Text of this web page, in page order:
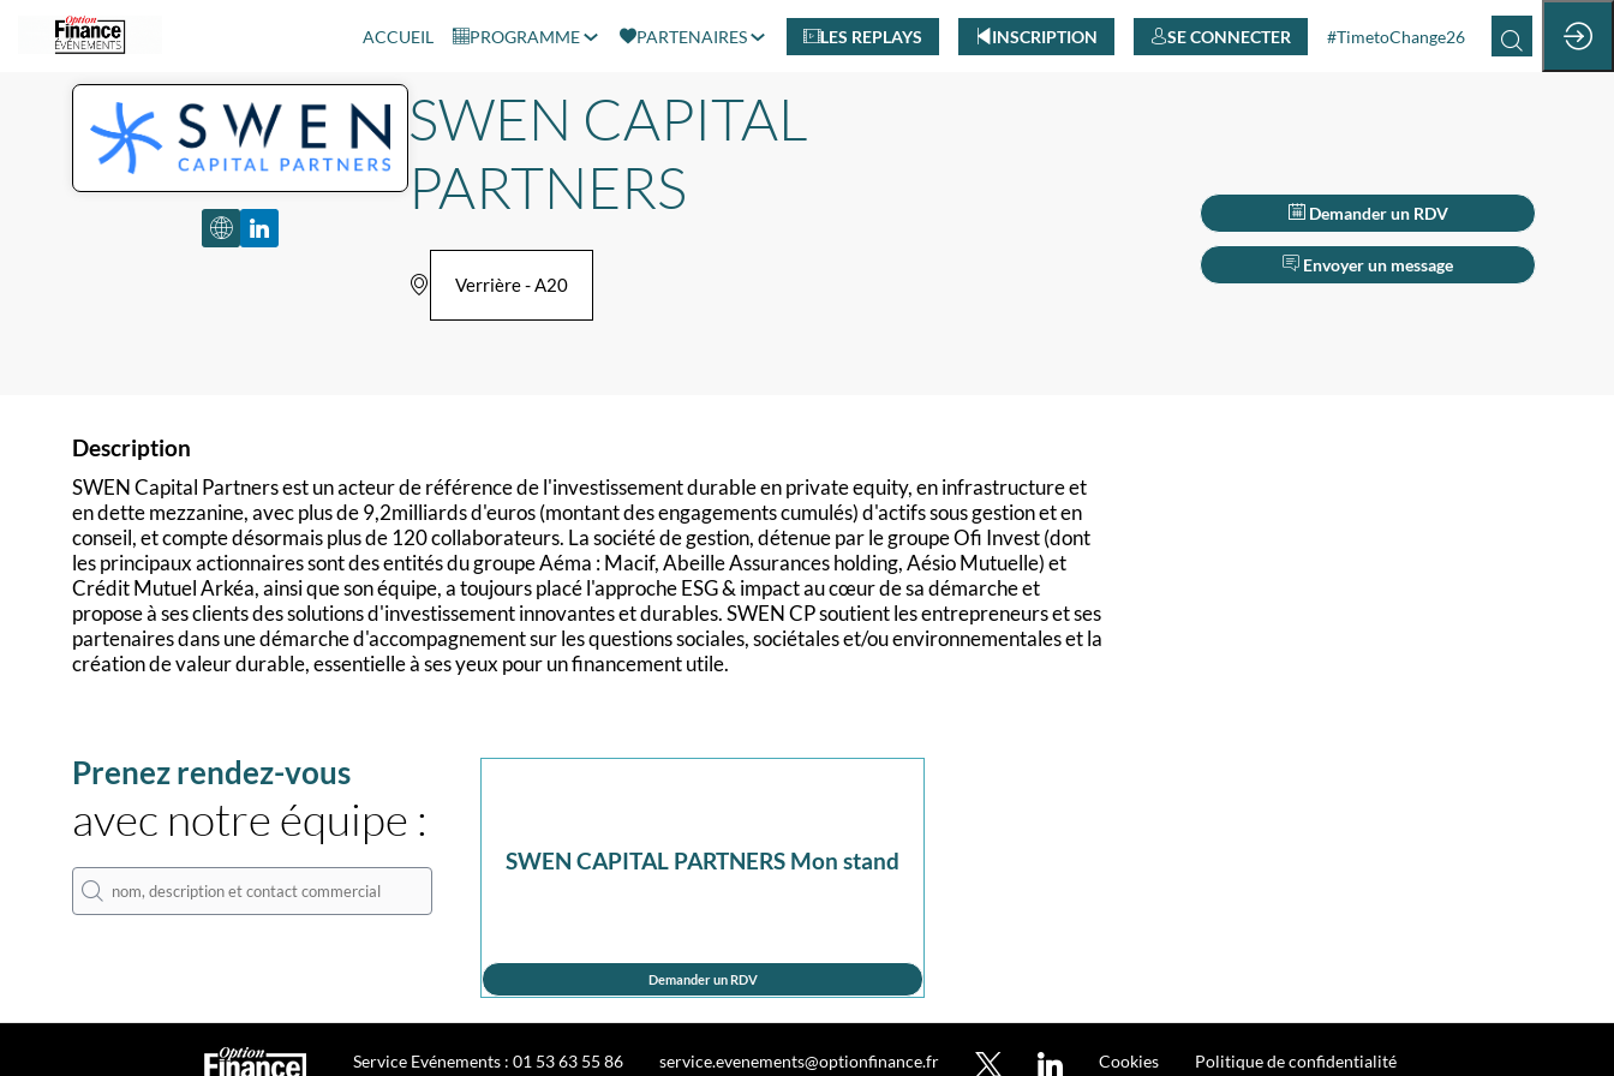
ACCUEIL PROGRAMME PARTENAIRES LES REPLAYS INSCRIPTION SE CONNECTER #TimetoChange26
Demander un RDV
Envoyer un message
SWEN CAPITAL
PARTNERS
Verrière - A20
Description
SWEN Capital Partners est un acteur de référence de l'investissement durable en private equity, en infrastructure et
en dette mezzanine, avec plus de 9,2milliards d'euros (montant des engagements cumulés) d'actifs sous gestion et en
conseil, et compte désormais plus de 120 collaborateurs. La société de gestion, détenue par le groupe Ofi Invest (dont
les principaux actionnaires sont des entités du groupe Aéma : Macif, Abeille Assurances holding, Aésio Mutuelle) et
Crédit Mutuel Arkéa, ainsi que son équipe, a toujours placé l'approche ESG & impact au cœur de sa démarche et
propose à ses clients des solutions d'investissement innovantes et durables. SWEN CP soutient les entrepreneurs et ses
partenaires dans une démarche d'accompagnement sur les questions sociales, sociétales et/ou environnementales et la
Prenez rendez-vous
avec notre équipe :
SWEN CAPITAL PARTNERS Mon stand
Demander un RDV
Service Evénements : 01 53 63 55 86 service.evenements@optionfinance.fr Cookies Politique de confidentialité